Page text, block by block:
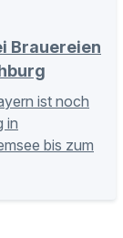
Brauereien
ist noch
in
bis zum